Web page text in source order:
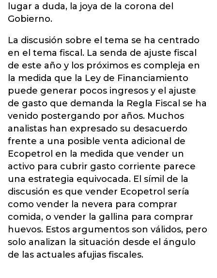
lugar a duda, la joya de la corona del
Gobierno.
La discusión sobre el tema se ha centrado
en el tema fiscal. La senda de ajuste fiscal
de este año y los próximos es compleja en
la medida que la Ley de Financiamiento
puede generar pocos ingresos y el ajuste
de gasto que demanda la Regla Fiscal se ha
venido postergando por años. Muchos
analistas han expresado su desacuerdo
frente a una posible venta adicional de
Ecopetrol en la medida que vender un
activo para cubrir gasto corriente parece
una estrategia equivocada. El símil de la
discusión es que vender Ecopetrol sería
como vender la nevera para comprar
comida, o vender la gallina para comprar
huevos. Estos argumentos son válidos, pero
solo analizan la situación desde el ángulo
de las actuales afujias fiscales.